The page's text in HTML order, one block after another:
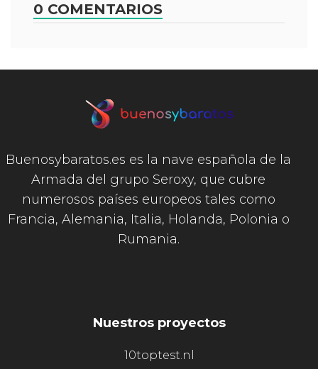
0 COMENTARIOS
Buenosybaratos.es es la nave española de la
Armada del grupo Seroxy, que cubre
numerosos países europeos tales como
Francia, Alemania, Italia, Holanda, Polonia o
Rumania.
Nuestros proyectos
10toptest.nl